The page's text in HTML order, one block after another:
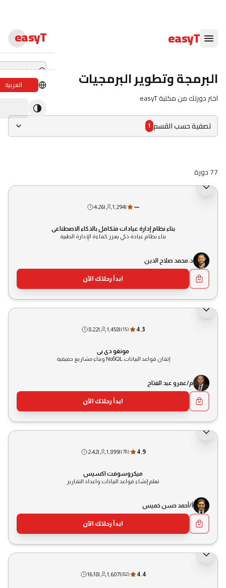
easyT
easyT
ندوات لايف
الكتب
العربية البرمجة وتطوير البرمجيات
اختر دورتك من مكتبة easyT
تصفية حسب القسم 1
77 دورة
—
|
1,294
|
4:26
بناء نظام إدارة عيادات متكامل بالذكاء الاصطناعي
بناء نظام عيادة ذكي يعزز كفاءة الإدارة الطبية
د.محمد صلاح الدين
ابدأ رحلتك الآن
4.3
(15)
|
1,458
|
8:22
مونغو دي بي
إتقان قواعد البيانات NoSQL وبناء مشاريع حقيقية
م/عمرو عبد الفتاح
ابدأ رحلتك الآن
4.9
(78)
|
1,899
|
2:42
ميكروسوفت اكسيس
تعلم إنشاء قواعد البيانات واعداد التقارير
أ/أحمد حسن خميس
ابدأ رحلتك الآن
4.4
(82)
|
1,607
|
16:18